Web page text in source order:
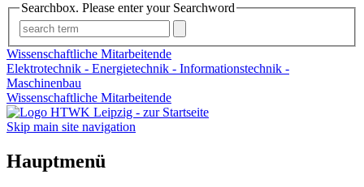
Searchbox. Please enter your Searchword
Wissenschaftliche Mitarbeitende
Elektrotechnik - Energietechnik - Informationstechnik -
Maschinenbau
Wissenschaftliche Mitarbeitende
Skip main site navigation
Hauptmenü